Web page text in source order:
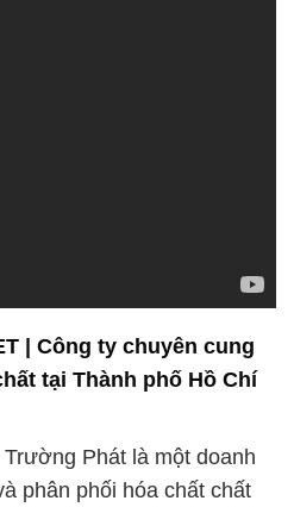
| Công ty chuyên cung
tại Thành phố Hồ Chí
Phát là một doanh
phân phối hóa chất chất